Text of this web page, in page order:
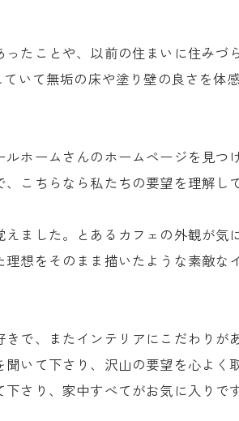
たことや、以前の住まいに住み
いて無垢の床や塗り壁の良さを
ホームさんのホームページを見
こちらなら私たちの要望を理解し
ました。とあるカフェの外観が
想をそのまま描いたような素敵
で、またインテリアにこだわりが
いて下さり、沢山の要望を心よ
さり、家中すべてがお気に入りです